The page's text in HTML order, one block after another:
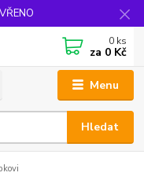
Menu
Hledat
0 ks
za 0 Kč